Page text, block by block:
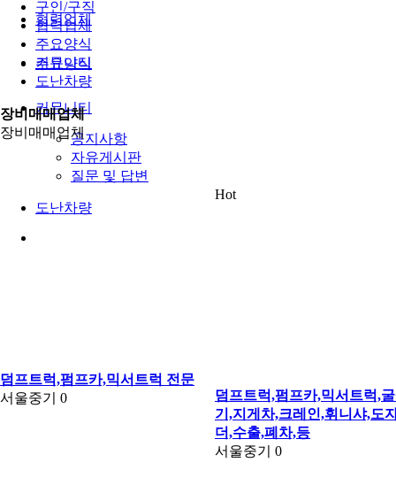
협력업체
주요양식
커뮤니티
공지사항
자유게시판
질문 및 답변
도난차량
구인/구직
협력업체
주요양식
커뮤니티
도난차량
장비매매업체
장비매매업체
덤프트럭,펌프카,믹서트럭 전문
서울중기
0
Hot
덤프트럭,펌프카,믹서트럭,
기,지게차,크레인,휘니샤,도
더,수출,폐차,등
서울중기
0